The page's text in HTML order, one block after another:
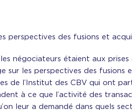
perspectives des fusions et
négociateurs étaient aux prises
sur les perspectives des
de l’Institut des CBV qui ont
à ce que l’activité des
leur a demandé dans quels